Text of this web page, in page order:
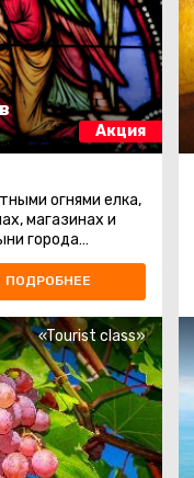
Акция
огнями елка,
магазинах и
города
Назарет, по следам апостолов в горах ...
ПОДРОБНЕЕ
«Tourist class»